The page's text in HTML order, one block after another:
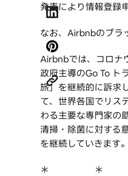
発表により情報登録
なお、Airbnbのプラ
Airbnbでは、コロナ
政府主導のGo To ト
旅」を継続的に訴求
て、世界各国でリス
わる主要な専門家の
清掃・除菌に対する
を継続していきます。
＊ ＊